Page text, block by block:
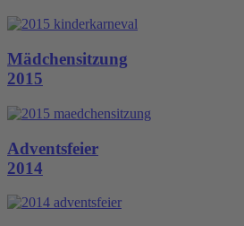
Mädchensitzung
2015
Adventsfeier
2014